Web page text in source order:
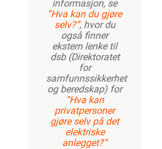
1300W
informasjon, se
”Hva kan du gjøre
selv?”, hvor du
også finner
ekstern lenke til
dsb (Direktoratet
for
samfunnssikkerhet
og beredskap) for
“Hva kan
privatpersoner
gjøre selv på det
elektriske
anlegget?”